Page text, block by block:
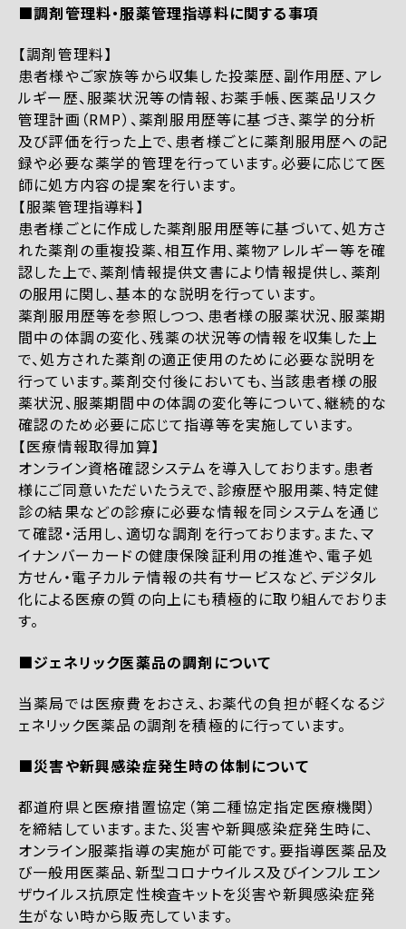
■調剤管理料・服薬管理指導料に関する事項
【調剤管理料】
患者様やご家族等から収集した投薬歴、副作用歴、アレ
ルギー歴、服薬状況等の情報、お薬手帳、医薬品リスク
管理計画（RMP）、薬剤服用歴等に基づき、薬学的分析
及び評価を行った上で、患者様ごとに薬剤服用歴への記
録や必要な薬学的管理を行っています。必要に応じて医
師に処方内容の提案を行います。
【服薬管理指導料】
患者様ごとに作成した薬剤服用歴等に基づいて、処方さ
れた薬剤の重複投薬、相互作用、薬物アレルギー等を確
認した上で、薬剤情報提供文書により情報提供し、薬剤
の服用に関し、基本的な説明を行っています。
薬剤服用歴等を参照しつつ、患者様の服薬状況、服薬期
間中の体調の変化、残薬の状況等の情報を収集した上
で、処方された薬剤の適正使用のために必要な説明を
行っています。薬剤交付後においても、当該患者様の服
薬状況、服薬期間中の体調の変化等について、継続的な
確認のため必要に応じて指導等を実施しています。
【医療情報取得加算】
オンライン資格確認システムを導入しております。患者
様にご同意いただいたうえで、診療歴や服用薬、特定健
診の結果などの診療に必要な情報を同システムを通じ
て確認・活用し、適切な調剤を行っております。また、マ
イナンバーカードの健康保険証利用の推進や、電子処
方せん・電子カルテ情報の共有サービスなど、デジタル
化による医療の質の向上にも積極的に取り組んでおりま
す。
■ジェネリック医薬品の調剤について
当薬局では医療費をおさえ、お薬代の負担が軽くなるジ
ェネリック医薬品の調剤を積極的に行っています。
■災害や新興感染症発生時の体制について
都道府県と医療措置協定（第二種協定指定医療機関）
を締結しています。また、災害や新興感染症発生時に、
オンライン服薬指導の実施が可能です。要指導医薬品及
び一般用医薬品、新型コロナウイルス及びインフルエン
ザウイルス抗原定性検査キットを災害や新興感染症発
生がない時から販売しています。